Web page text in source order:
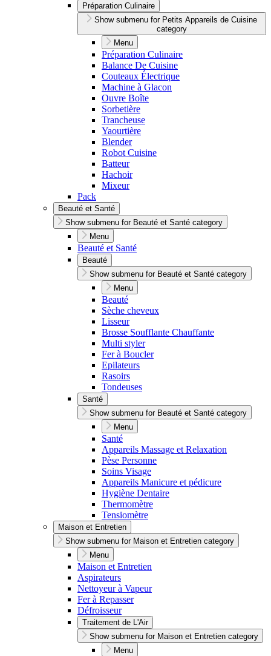
Préparation Culinaire
Show submenu for Petits Appareils de Cuisine
category
Menu
Préparation Culinaire
Balance De Cuisine
Couteaux Électrique
Machine à Glacon
Ouvre Boîte
Sorbetière
Trancheuse
Yaourtière
Blender
Robot Cuisine
Batteur
Hachoir
Mixeur
Pack
Beauté et Santé
Show submenu for Beauté et Santé category
Menu
Beauté et Santé
Beauté
Show submenu for Beauté et Santé category
Menu
Beauté
Sèche cheveux
Lisseur
Brosse Soufflante Chauffante
Multi styler
Fer à Boucler
Epilateurs
Rasoirs
Tondeuses
Santé
Show submenu for Beauté et Santé category
Menu
Santé
Appareils Massage et Relaxation
Pèse Personne
Soins Visage
Appareils Manicure et pédicure
Hygiène Dentaire
Thermomètre
Tensiomètre
Maison et Entretien
Show submenu for Maison et Entretien category
Menu
Maison et Entretien
Aspirateurs
Nettoyeur à Vapeur
Fer à Repasser
Défroisseur
Traitement de L'Air
Show submenu for Maison et Entretien category
Menu